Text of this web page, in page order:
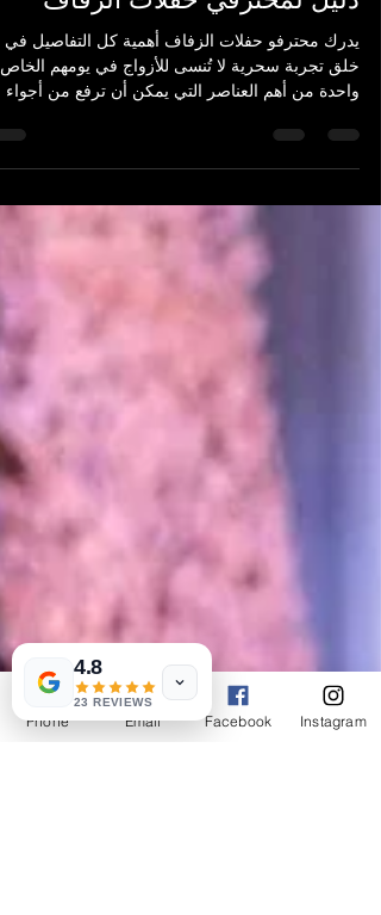
22 مايو 2024
2 دقيقة قراءة
كيفية إنشاء باقات الزفاف
دليل لمحترفي حفلات الزفاف
يدرك محترفو حفلات الزفاف أهمية كل التفاصيل في
حفل الزفاف هي باقة الزفاف. في هذا الدليل،
عبر فن صناعة باقات الزفاف المذهلة التي ستترك
Phone Email Facebook Instagram
4.8
23 REVIEWS